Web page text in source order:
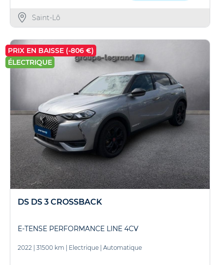
Saint-Lô
PRIX EN BAISSE (-806 €)
ÉLECTRIQUE
DS DS 3 CROSSBACK
E-TENSE PERFORMANCE LINE 4CV
2022 31500 km Electrique Automatique